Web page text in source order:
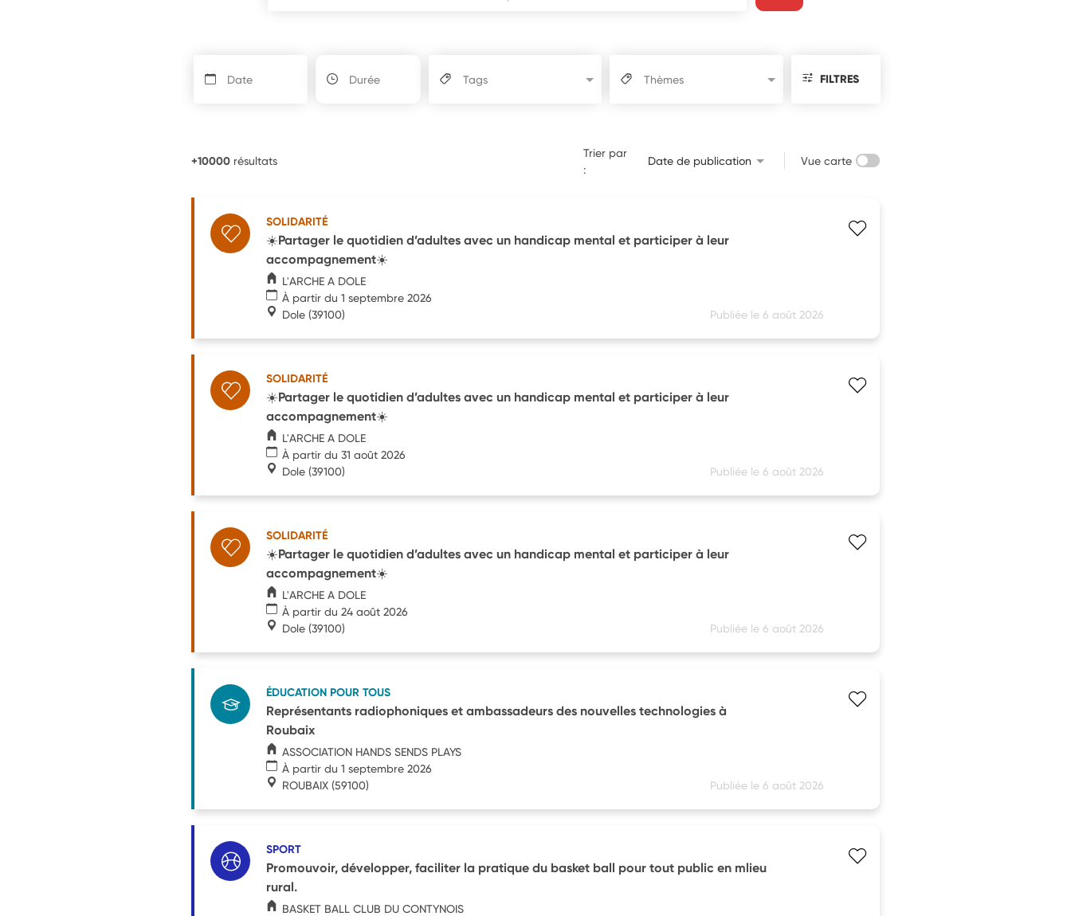
Tags Thèmes FILTRES
+10000 résultats
Trier par
:
Date de publication Vue carte
SOLIDARITÉ
☀️Partager le quotidien d’adultes avec un handicap mental et participer à leur
accompagnement☀️
L'ARCHE A DOLE
À partir du 1 septembre 2026
Dole (39100) Publiée le 6 août 2026
SOLIDARITÉ
☀️Partager le quotidien d’adultes avec un handicap mental et participer à leur
accompagnement☀️
L'ARCHE A DOLE
À partir du 31 août 2026
Dole (39100) Publiée le 6 août 2026
SOLIDARITÉ
☀️Partager le quotidien d’adultes avec un handicap mental et participer à leur
accompagnement☀️
L'ARCHE A DOLE
À partir du 24 août 2026
Dole (39100) Publiée le 6 août 2026
ÉDUCATION POUR TOUS
Représentants radiophoniques et ambassadeurs des nouvelles technologies à
Roubaix
ASSOCIATION HANDS SENDS PLAYS
À partir du 1 septembre 2026
ROUBAIX (59100) Publiée le 6 août 2026
SPORT
Promouvoir, développer, faciliter la pratique du basket ball pour tout public en mlieu
rural.
BASKET BALL CLUB DU CONTYNOIS